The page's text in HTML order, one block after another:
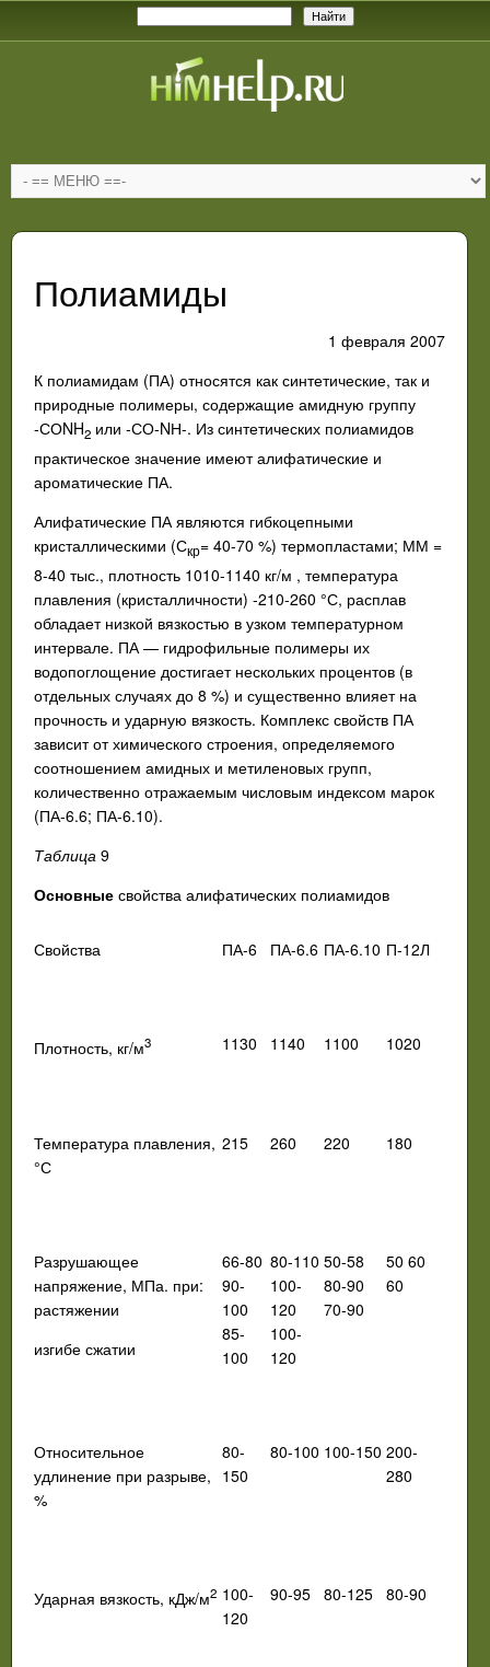
Полиамиды
1 февраля 2007
К полиамидам (ПА) относятся как синтетические, так и
природные полимеры, содержащие амидную группу
-СОNH2 или -СО-NН-. Из синтетических полиамидов
практическое значение имеют алифатические и
ароматические ПА.
Алифатические ПА являются гибкоцепными
кристаллическими (Скр= 40-70 %) термопластами; ММ =
8-40 тыс., плотность 1010-1140 кг/м , температура
плавления (кристалличности) -210-260 °С, расплав
обладает низкой вязкостью в узком температурном
интервале. ПА — гидрофильные полимеры их
водопоглощение достигает нескольких процентов (в
отдельных случаях до 8 %) и существенно влияет на
прочность и ударную вязкость. Комплекс свойств ПА
зависит от химического строения, определяемого
соотношением амидных и метиленовых групп,
количественно отражаемым числовым индексом марок
(ПА-6.6; ПА-6.10).
Таблица 9
Основные свойства алифатических полиамидов
Свойства ПА-6 ПА-6.6 ПА-6.10 П-12Л
Плотность, кг/м3 1130 1140 1100 1020
Температура плавления,
°С
215 260 220 180
Разрушающее
напряжение, МПа. при:
растяжении
изгибе сжатии
66-80
90-
100
85-
100
80-110
100-
120
100-
120
50-58
80-90
70-90
50 60
60
Относительное
удлинение при разрыве,
%
80-
150
80-100 100-150 200-
280
Ударная вязкость, кДж/м2 100-
120
90-95 80-125 80-90